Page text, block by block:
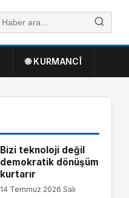
🌐 KURMANCÎ
Bizi teknoloji değil
demokratik dönüşüm
kurtarır
14 Temmuz 2026 Salı